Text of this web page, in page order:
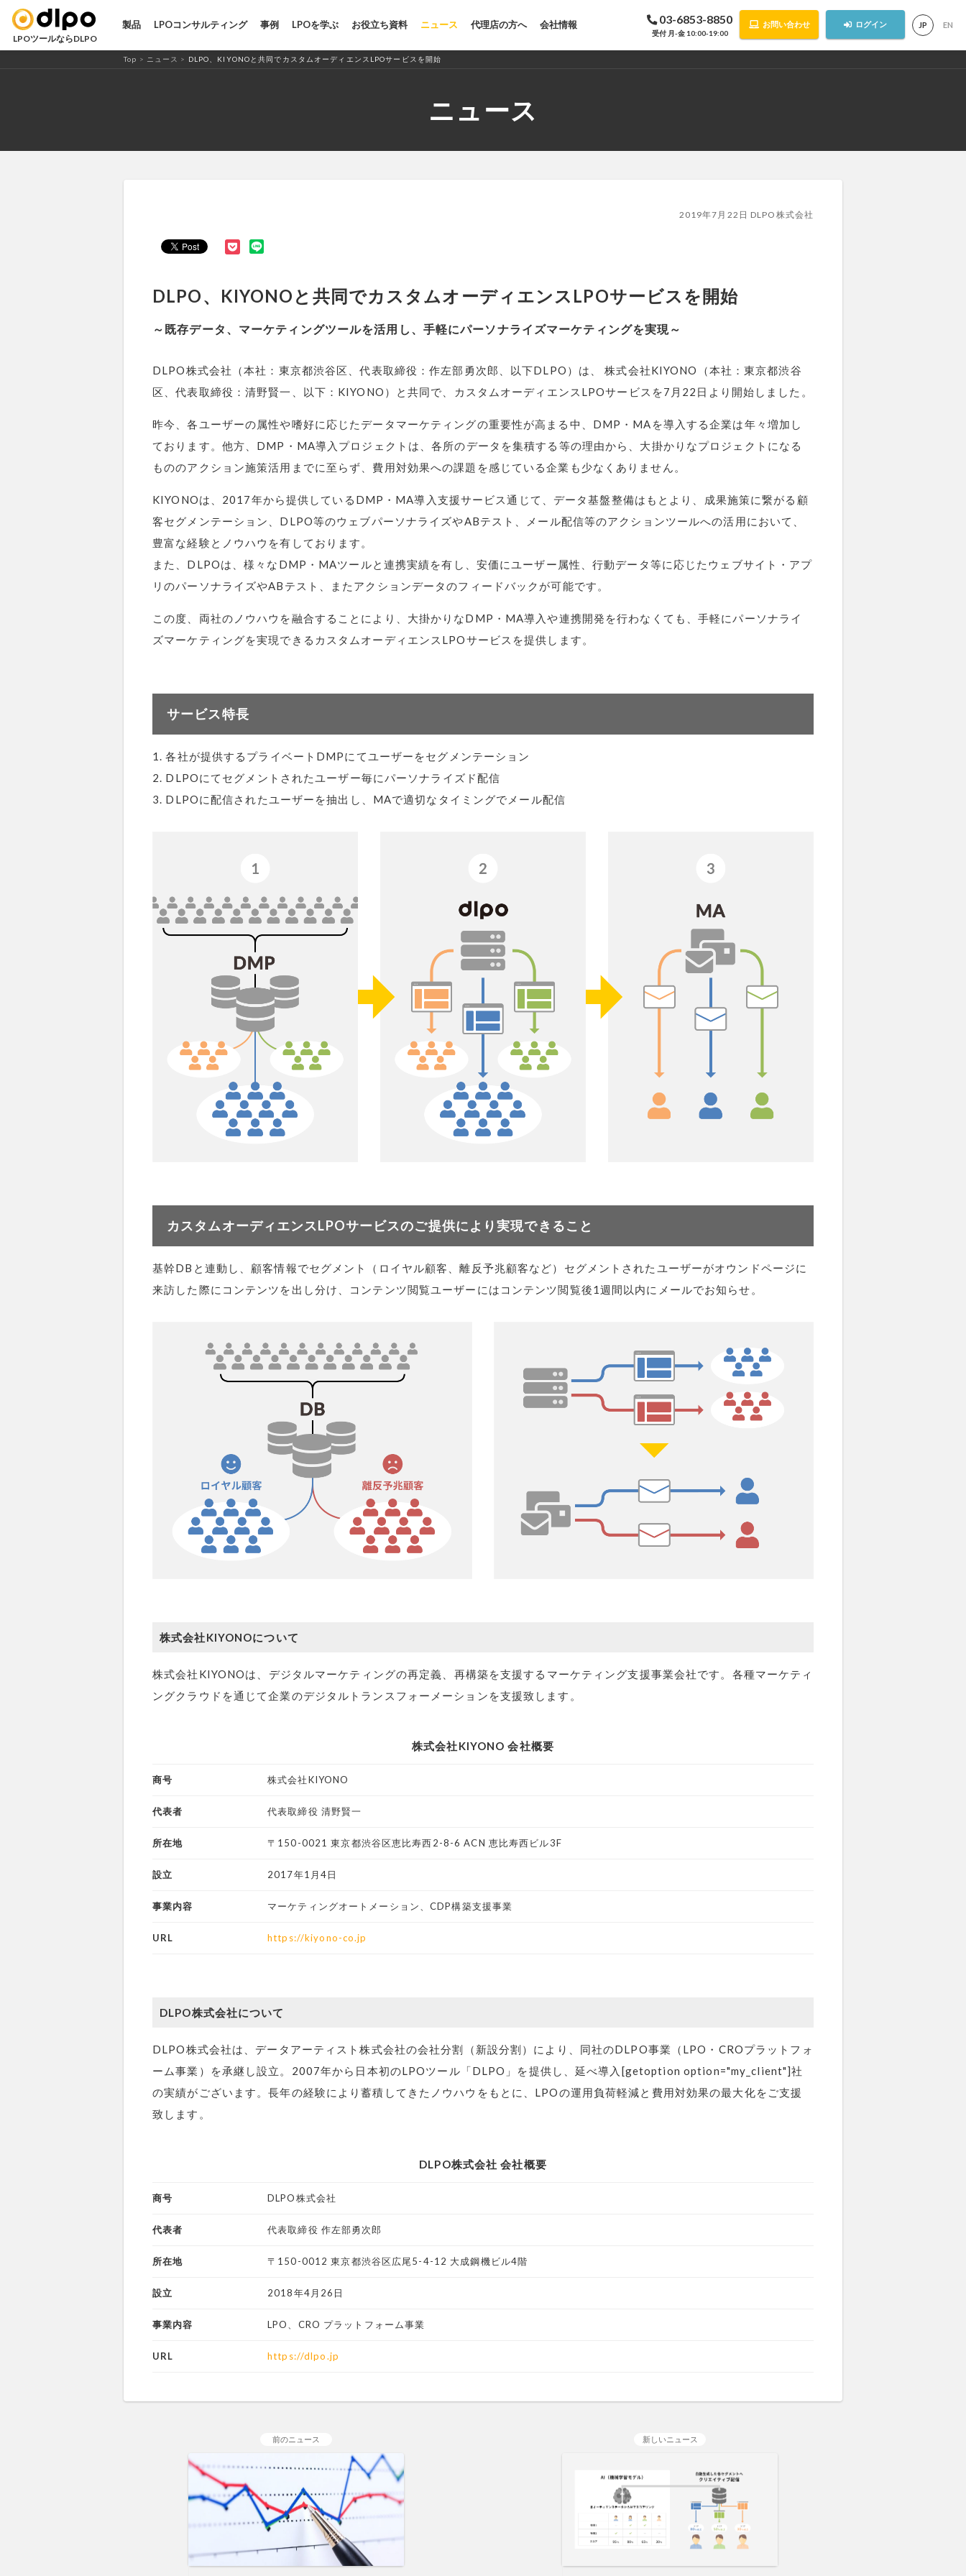
LPO・ABテストツール「DLPO」
LPOツールならDLPO
03-6853-8850
受付 月-金 10:00-19:00
お問い合わせ ログイン JP EN
製品 LPOコンサルティング 事例 LPOを学ぶ お役立ち資料 ニュース 代理店の方へ 会社情報
Top > ニュース > DLPO、KIYONOと共同でカスタムオーディエンスLPOサービスを開始
ニュース
2019年7月22日 DLPO株式会社
DLPO、KIYONOと共同でカスタムオーディエンスLPOサービスを開始
～既存データ、マーケティングツールを活用し、手軽にパーソナライズマーケティングを実現～
DLPO株式会社（本社：東京都渋谷区、代表取締役：作左部勇次郎、以下DLPO）は、 株式会社KIYONO（本社：東京都渋谷
区、代表取締役：清野賢一、以下：KIYONO）と共同で、カスタムオーディエンスLPOサービスを7月22日より開始しました。
昨今、各ユーザーの属性や嗜好に応じたデータマーケティングの重要性が高まる中、DMP・MAを導入する企業は年々増加し
ております。他方、DMP・MA導入プロジェクトは、各所のデータを集積する等の理由から、大掛かりなプロジェクトになる
もののアクション施策活用までに至らず、費用対効果への課題を感じている企業も少なくありません。
KIYONOは、2017年から提供しているDMP・MA導入支援サービス通じて、データ基盤整備はもとより、成果施策に繋がる顧
客セグメンテーション、DLPO等のウェブパーソナライズやABテスト、メール配信等のアクションツールへの活用において、
豊富な経験とノウハウを有しております。
また、DLPOは、様々なDMP・MAツールと連携実績を有し、安価にユーザー属性、行動データ等に応じたウェブサイト・アプ
リのパーソナライズやABテスト、またアクションデータのフィードバックが可能です。
この度、両社のノウハウを融合することにより、大掛かりなDMP・MA導入や連携開発を行わなくても、手軽にパーソナライ
ズマーケティングを実現できるカスタムオーディエンスLPOサービスを提供します。
サービス特長
1. 各社が提供するプライベートDMPにてユーザーをセグメンテーション
2. DLPOにてセグメントされたユーザー毎にパーソナライズド配信
3. DLPOに配信されたユーザーを抽出し、MAで適切なタイミングでメール配信
カスタムオーディエンスLPOサービスのご提供により実現できること
基幹DBと連動し、顧客情報でセグメント（ロイヤル顧客、離反予兆顧客など）セグメントされたユーザーがオウンドページに
来訪した際にコンテンツを出し分け、コンテンツ閲覧ユーザーにはコンテンツ閲覧後1週間以内にメールでお知らせ。
株式会社KIYONOについて
株式会社KIYONOは、デジタルマーケティングの再定義、再構築を支援するマーケティング支援事業会社です。各種マーケティ
ングクラウドを通じて企業のデジタルトランスフォーメーションを支援致します。
株式会社KIYONO 会社概要
商号 株式会社KIYONO
代表者 代表取締役 清野賢一
所在地 〒150-0021 東京都渋谷区恵比寿西2-8-6 ACN 恵比寿西ビル3F
設立 2017年1月4日
事業内容 マーケティングオートメーション、CDP構築支援事業
URL https://kiyono-co.jp
DLPO株式会社について
DLPO株式会社は、データアーティスト株式会社の会社分割（新設分割）により、同社のDLPO事業（LPO・CROプラットフォ
ーム事業）を承継し設立。2007年から日本初のLPOツール「DLPO」を提供し、延べ導入[getoption option="my_client"]社
の実績がございます。長年の経験により蓄積してきたノウハウをもとに、LPOの運用負荷軽減と費用対効果の最大化をご支援
致します。
DLPO株式会社 会社概要
商号 DLPO株式会社
代表者 代表取締役 作左部勇次郎
所在地 〒150-0012 東京都渋谷区広尾5-4-12 大成鋼機ビル4階
設立 2018年4月26日
事業内容 LPO、CRO プラットフォーム事業
URL https://dlpo.jp
新しいニュース
前のニュース